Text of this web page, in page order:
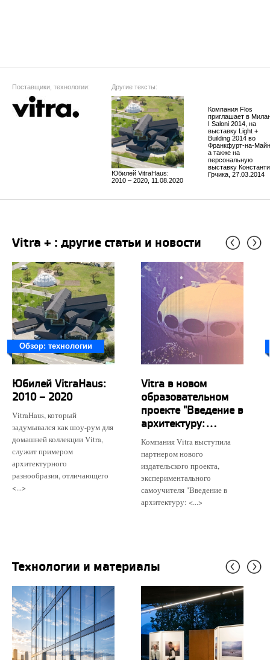
Поставщики, технологии: Другие тексты:
Юбилей VitraHaus:
2010 – 2020, 11.08.2020
Компания Flos
приглашает в
I Saloni 2014, на
выставку Light +
Building 2014 во
Франкфурт-на-
а также на
персональную
выставку
Грчика, 27.03.2014
Vitra + : другие статьи и новости
Обзор: технологии
Юбилей VitraHaus:
2010 – 2020
VitraHaus, который
задумывался как шоу-рум для
домашней коллекции Vitra,
служит примером
архитектурного
разнообразия, отличающего
<...>
Vitra в новом
образовательном
проекте "Введение в
архитектуру:...
Компания Vitra выступила
партнером нового
издательского проекта,
экспериментального
самоучителя "Введение в
архитектуру: <...>
Технологии и материалы